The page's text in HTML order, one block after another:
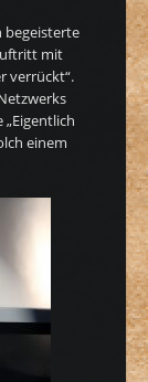
begeisterte
mit
verrückt“.
einem